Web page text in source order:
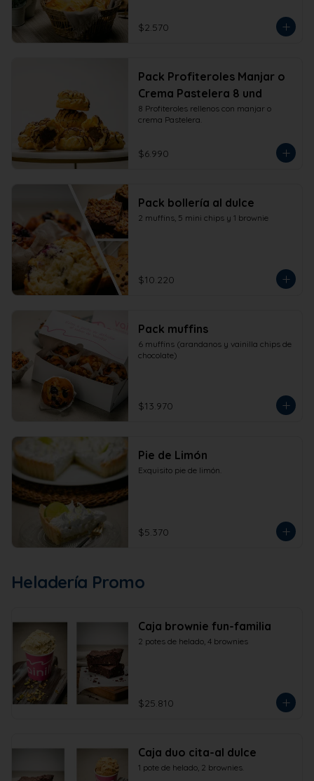
$2.570
Pack Profiteroles Manjar o
Crema Pastelera 8 und
8 Profiteroles rellenos con manjar o
crema Pastelera.
$6.990
Pack bollería al dulce
2 muffins, 5 mini chips y 1 brownie
$10.220
Pack muffins
6 muffins (arandanos y vainilla chips de
chocolate)
$13.970
Pie de Limón
Exquisito pie de limón.
$5.370
Heladería Promo
Caja brownie fun-familia
2 potes de helado, 4 brownies
$25.810
Caja duo cita-al dulce
1 pote de helado, 2 brownies.